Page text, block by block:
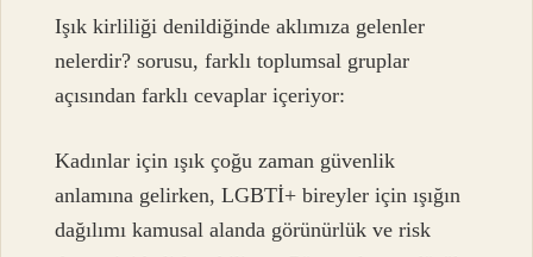
Işık kirliliği denildiğinde aklımıza gelenler
nelerdir? sorusu, farklı toplumsal gruplar
açısından farklı cevaplar içeriyor:
Kadınlar için ışık çoğu zaman güvenlik
anlamına gelirken, LGBTİ+ bireyler için ışığın
dağılımı kamusal alanda görünürlük ve risk